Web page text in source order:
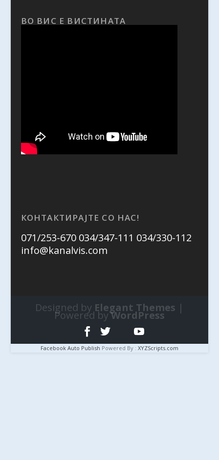
ВО ВИС Е ВИСТИНАТА
КОНТАКТИРАЈТЕ СО НАС!
071/253-670 034/347-111 034/330-112
info@kanalvis.com
Designed by Elegant Themes |
Powered byWordPress
Facebook Auto Publish Powered By : XYZScripts.com